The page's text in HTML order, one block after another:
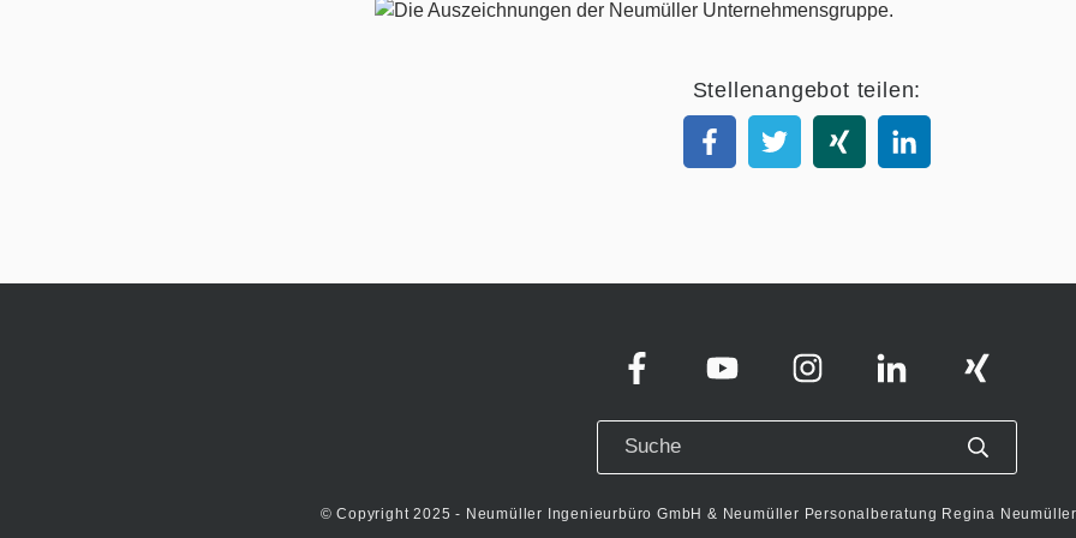
Stellenangebot teilen:
© Copyright 2025 - Neumüller Ingenieurbüro GmbH & Neumüller Personalberatung Regina